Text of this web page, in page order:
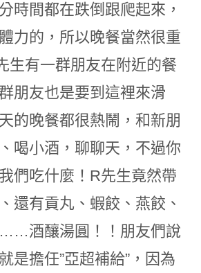
時間都在跌倒跟爬起來，
力的，所以晚餐當然很重
生有一群朋友在附近的餐
朋友也是要到這裡來滑
的晚餐都很熱鬧，和新朋
喝小酒，聊聊天，不過你
們吃什麼！R先生竟然帶
還有貢丸、蝦餃、燕餃、
酒釀湯圓！！朋友們說
是擔任”亞超補給”，因為